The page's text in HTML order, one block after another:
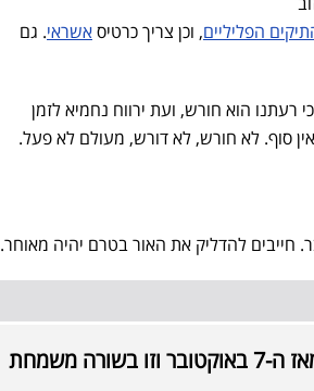
הפליליים, וכן צריך כרטיסאשראי. גם
רעתנו הוא חורש, ועת ירווח נחמיא לזמן
סוף. לא חורש, לא דורש, מעולם לא פעל.
חייבים להדליק את האור בטרם יהיה מאוחר.
משמחת